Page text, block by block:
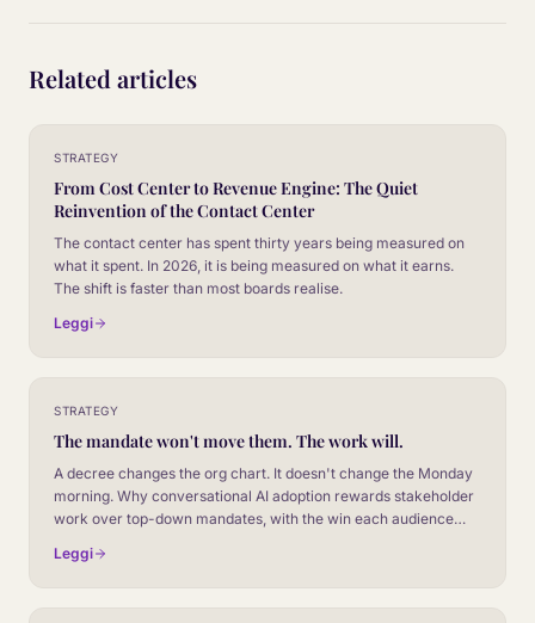
Related articles
STRATEGY
From Cost Center to Revenue Engine: The Quiet
Reinvention of the Contact Center
The contact center has spent thirty years being measured on
what it spent. In 2026, it is being measured on what it earns.
The shift is faster than most boards realise.
Leggi
STRATEGY
The mandate won't move them. The work will.
A decree changes the org chart. It doesn't change the Monday
morning. Why conversational AI adoption rewards stakeholder
work over top-down mandates, with the win each audience
Leggi